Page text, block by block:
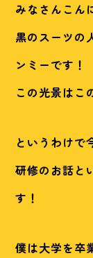
みなさんこん
黒のスーツの
ンミーです！
この光景はこ
というわけで
研修のお話と
す！
僕は大学を卒